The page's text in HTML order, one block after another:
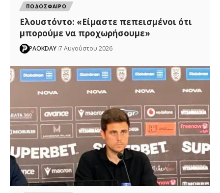
ΠΟΔΟΣΦΑΙΡΟ
Ελουστόντο: «Είμαστε πεπεισμένοι ότι
μπορούμε να προχωρήσουμε»
PAOKDAY 7 Αυγούστου 2026